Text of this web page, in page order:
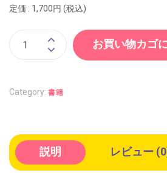
定価 : 1,700円 (税込)
お買い物カゴ
Category: 書籍
説明 レビュー